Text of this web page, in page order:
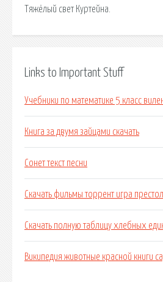
Тяжёлый свет Куртейна.
Links to Important Stuff
Учебники по математике 5 класс
Книга за двумя зайцами скачать
Сонет текст песни
Скачать фильмы торрент игра
Скачать полную таблицу хлебных
Википедия животные красной книги